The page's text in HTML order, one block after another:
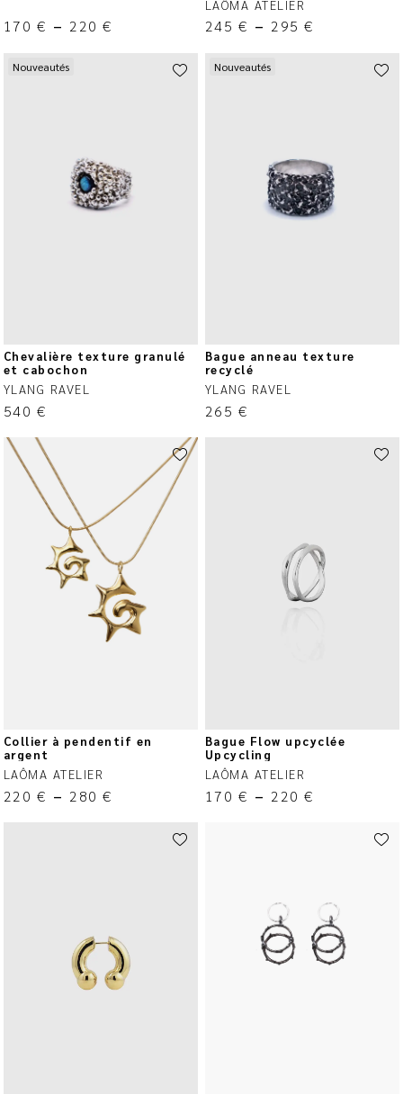
170 € – 220€
LAÔMA ATELIER
245 € – 295€
Nouveautés
Chevalière texture granulé
et cabochon
YLANG RAVEL
540 €
Nouveautés
Bague anneau texture
recyclé
YLANG RAVEL
265 €
Collier à pendentif en
argent
LAÔMA ATELIER
220 € – 280€
Bague Flow upcyclée
Upcycling
LAÔMA ATELIER
170 € – 220€